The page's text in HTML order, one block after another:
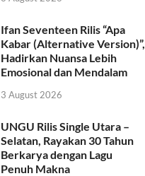
Ifan Seventeen Rilis “Apa
Kabar (Alternative Version)”,
Hadirkan Nuansa Lebih
Emosional dan Mendalam
3 August 2026
UNGU Rilis Single Utara –
Selatan, Rayakan 30 Tahun
Berkarya dengan Lagu
Penuh Makna